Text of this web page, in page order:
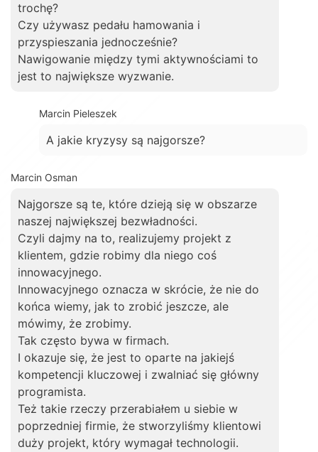
trochę?
Czy używasz pedału hamowania i
przyspieszania jednocześnie?
Nawigowanie między tymi aktywnościami to
jest to największe wyzwanie.
Marcin Pieleszek
A jakie kryzysy są najgorsze?
Marcin Osman
Najgorsze są te, które dzieją się w obszarze
naszej największej bezwładności.
Czyli dajmy na to, realizujemy projekt z
klientem, gdzie robimy dla niego coś
innowacyjnego.
Innowacyjnego oznacza w skrócie, że nie do
końca wiemy, jak to zrobić jeszcze, ale
mówimy, że zrobimy.
Tak często bywa w firmach.
I okazuje się, że jest to oparte na jakiejś
kompetencji kluczowej i zwalniać się główny
programista.
Też takie rzeczy przerabiałem u siebie w
poprzedniej firmie, że stworzyliśmy klientowi
duży projekt, który wymagał technologii.